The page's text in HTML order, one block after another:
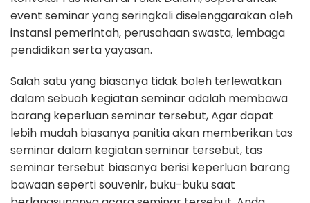
event seminar yang seringkali diselenggarakan oleh
instansi pemerintah, perusahaan swasta, lembaga
pendidikan serta yayasan.
Salah satu yang biasanya tidak boleh terlewatkan
dalam sebuah kegiatan seminar adalah membawa
barang keperluan seminar tersebut, Agar dapat
lebih mudah biasanya panitia akan memberikan tas
seminar dalam kegiatan seminar tersebut, tas
seminar tersebut biasanya berisi keperluan barang
bawaan seperti souvenir, buku-buku saat